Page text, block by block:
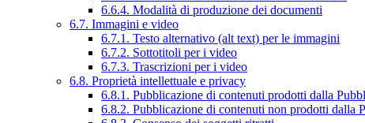
6.6.4. Modalità di produzione dei documenti
6.7. Immagini e video
6.7.1. Testo alternativo (alt text) per le immagini
6.7.2. Sottotitoli per i video
6.7.3. Trascrizioni per i video
6.8. Proprietà intellettuale e privacy
6.8.1. Pubblicazione di contenuti prodotti dalla
6.8.2. Pubblicazione di contenuti non prodotti dalla